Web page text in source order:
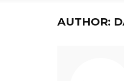
AUTHOR: